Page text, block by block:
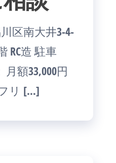
南大井3-4-
造 駐車
額33,000円
リ […]